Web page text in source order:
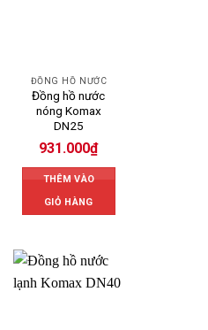
ĐỒNG HỒ NƯỚC
Đồng hồ nước
nóng Komax
DN25
931.000₫
THÊM VÀO
GIỎ HÀNG